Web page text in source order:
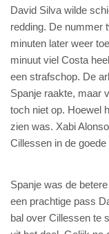
David Silva wilde
redding. De nummer
minuten later weer
minuut viel Costa
een strafschop. De
Spanje raakte, maar
toch niet op. Hoewel
zien was. Xabi
Cillessen in de
Spanje was de
een prachtige pass
bal over Cillessen te